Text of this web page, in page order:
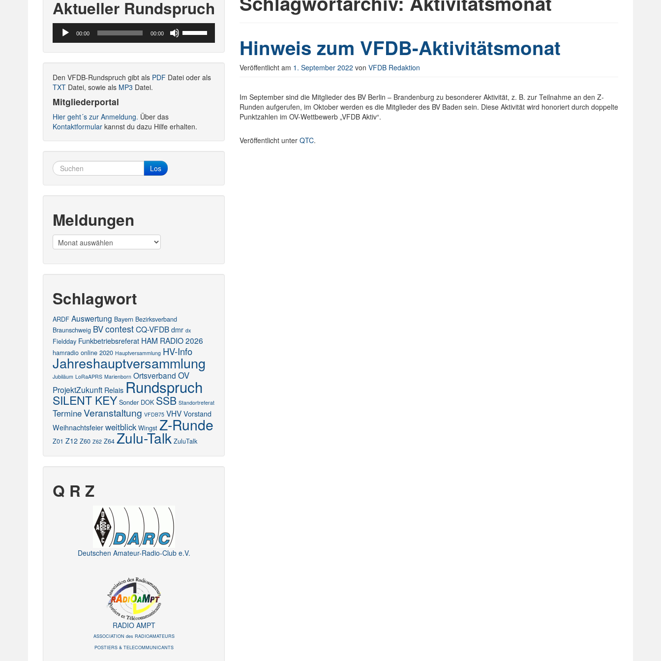
Hinweis zum VFDB-Aktivitätsmonat
Veröffentlicht am 1. September 2022 von VFDB Redaktion
Im September sind die Mitglieder des BV Berlin – Brandenburg zu besonderer Aktivität, z. B. zur Teilnahme an den Z-
Runden aufgerufen, im Oktober werden es die Mitglieder des BV Baden sein. Diese Aktivität wird honoriert durch doppelte
Punktzahlen im OV-Wettbewerb „VFDB Aktiv“.
Veröffentlicht unter QTC.
Aktueller Rundspruch
Audio-
Player
00:00 00:00
Hoch/Runter
Lautstärke
Den VFDB-Rundspruch gibt als PDF Datei oder als
TXT Datei, sowie als MP3 Datei.
Mitgliederportal
Hier geht´s zur Anmeldung. Über das
Kontaktformular kannst du dazu Hilfe erhalten.
Los
Meldungen
Meldungen
Schlagwort
ARDF Auswertung Bayern Bezirksverband
Braunschweig BVcontestCQ-VFDB dmr dx
Fieldday Funkbetriebsreferat HAM RADIO 2026
hamradio online 2020 Hauptversammlung HV-Info
Jahreshauptversammlung
Jubiläum LoRaAPRS Marienborn Ortsverband OV
ProjektZukunft Relais Rundspruch
SILENT KEY Sonder DOK SSB Standortreferat
TermineVeranstaltung VFDB75 VHV Vorstand
Weihnachtsfeier weitblick Wingst Z-Runde
Z01 Z12 Z60 Z62 Z64 Zulu-Talk ZuluTalk
Q R Z
Deutschen Amateur-Radio-Club e.V.
RADIO AMPT
ASSOCIATION des RADIOAMATEURS
POSTIERS & TELECOMMUNICANTS